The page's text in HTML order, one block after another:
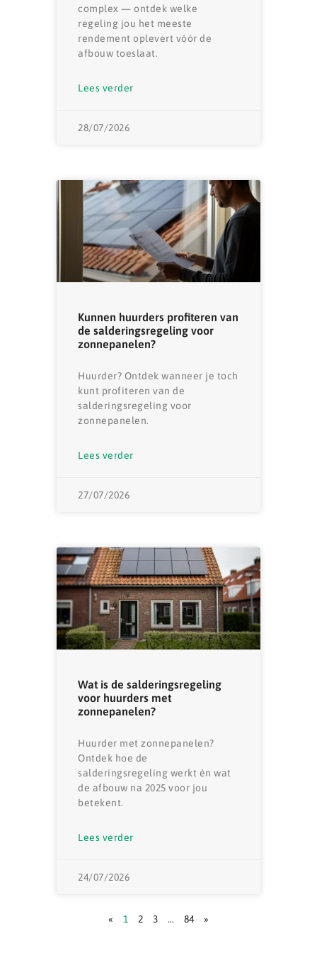
complex — ontdek welke
regeling jou het meeste
rendement oplevert vóór de
afbouw toeslaat.
Lees verder
28/07/2026
Kunnen huurders profiteren van
de salderingsregeling voor
zonnepanelen?
Huurder? Ontdek wanneer je toch
kunt profiteren van de
salderingsregeling voor
zonnepanelen.
Lees verder
27/07/2026
Wat is de salderingsregeling
voor huurders met
zonnepanelen?
Huurder met zonnepanelen?
Ontdek hoe de
salderingsregeling werkt én wat
de afbouw na 2025 voor jou
betekent.
Lees verder
24/07/2026
« 1 2 3 … 84 »